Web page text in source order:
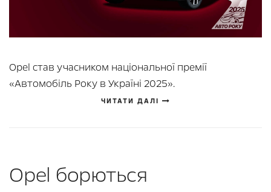
Opel став учасником національної премії
«Автомобіль Року в Україні 2025».
ЧИТАТИ ДАЛІ
Opel борються